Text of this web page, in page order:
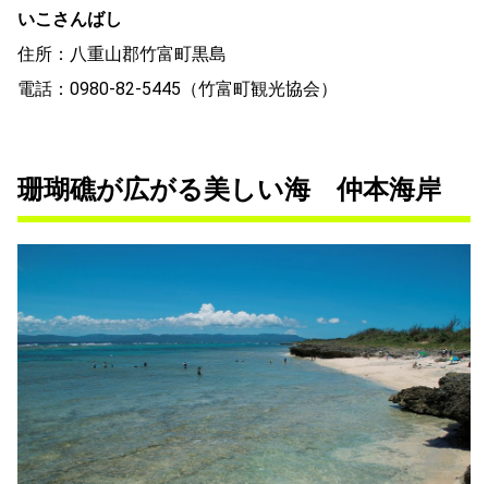
いこさんばし
住所：八重山郡竹富町黒島
電話：0980-82-5445（竹富町観光協会）
珊瑚礁が広がる美しい海 仲本海岸